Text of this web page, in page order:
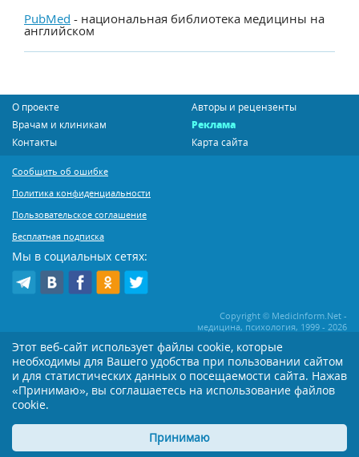
PubMed - национальная библиотека медицины на
английском
О проекте
Авторы и рецензенты
Врачам и клиникам
Реклама
Контакты
Карта сайта
Сообщить об ошибке
Политика конфиденциальности
Пользовательское соглашение
Бесплатная подписка
Мы в социальных сетях:
Copyright © MedicInform.Net -
медицина, психология, 1999 - 2026
Копирование или иное распространение статей нашего сайта строго
воспрещается. Копирование раздела "Новости" допускается при наличии
активной открытой для поисковиков ссылки на MedicInform.Net
Материалы на сайте представлены в справочных целях. Редакция не всегда
применением тех или иных рекомендаций настоятельно рекомендуется
посоветоваться с Вашим лечащим врачом!
Этот веб-сайт использует файлы cookie, которые
необходимы для Вашего удобства при пользовании сайтом
и для статистических данных о посещаемости сайта. Нажав
«Принимаю», вы соглашаетесь на использование файлов
cookie.
Принимаю